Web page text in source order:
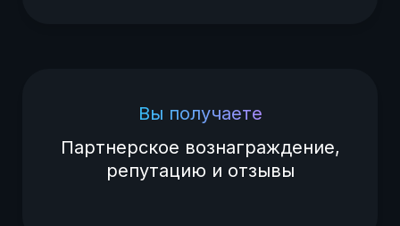
Вы получаете
Партнерское вознаграждение,
репутацию и отзывы